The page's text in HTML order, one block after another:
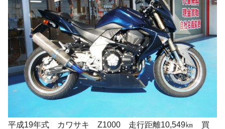
平成19年式 カワサキ Z1000 走行距離10,549㎞ 買